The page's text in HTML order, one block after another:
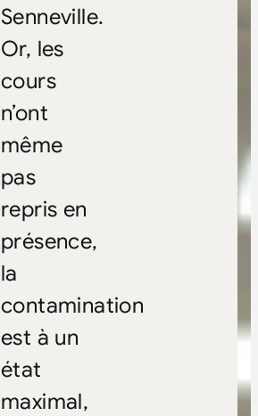
Senneville.
Or, les
cours
n’ont
même
pas
repris en
présence,
la
contamination
est à un
état
maximal,